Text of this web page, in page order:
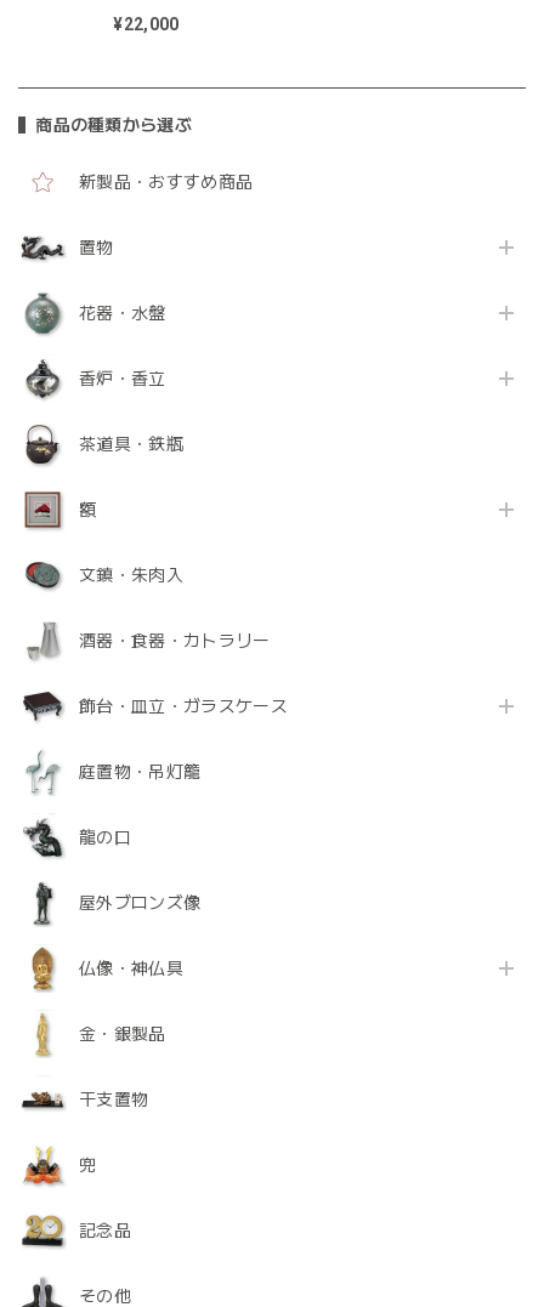
商品の種類から選ぶ
新製品・おすすめ商品
置物
花器・水盤
香炉・香立
茶道具・鉄瓶
額
文鎮・朱肉入
酒器・食器・カトラリー
飾台・皿立・ガラスケース
庭置物・吊灯籠
龍の口
屋外ブロンズ像
仏像・神仏具
金・銀製品
干支置物
兜
記念品
その他
¥22,000